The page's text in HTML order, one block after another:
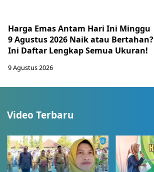
Harga Emas Antam Hari Ini Minggu
9 Agustus 2026 Naik atau Bertahan?
Ini Daftar Lengkap Semua Ukuran!
9 Agustus 2026
Video Terbaru